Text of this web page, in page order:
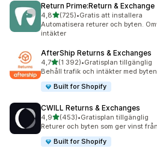
Return Prime:Return & Exchange
4,8av 5 stjärnor
(725)
725 recensioner totalt
•Gratis att installera
Automatisera returer och byten.
intäkter
AfterShip Returns & Exchanges
4,7av 5 stjärnor
(1 392)
1392 recensioner totalt
•Gratisplan tillgänglig
Behåll trafik och intäkter med
Built for Shopify
CWILL Returns & Exchanges
4,9av 5 stjärnor
(453)
453 recensioner totalt
•Gratisplan tillgänglig
Returer och byten som ger vinst
Built for Shopify